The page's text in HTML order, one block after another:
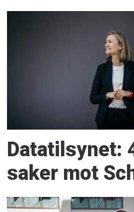
Datatilsynet:
saker mot